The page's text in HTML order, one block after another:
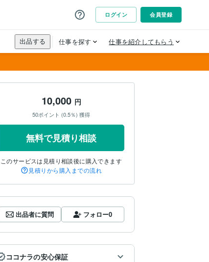
10,000 円
50ポイント (0.5％) 獲得
無料で見積り相談
このサービスは見積り相談後に購入できます
見積りから購入までの流れ
出品者に質問 フォロー0
ココナラの安心保証